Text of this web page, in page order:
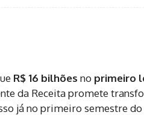
R$ 16 bilhões no primeiro
da Receita promete
já no primeiro semestre do